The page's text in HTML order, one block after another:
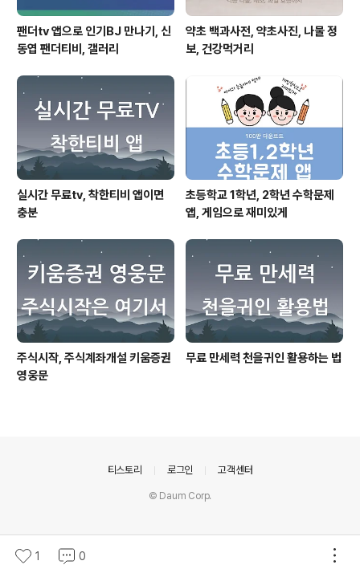
팬더tv 앱으로 인기BJ 만나기, 신
동엽 팬더티비, 갤러리
약초 백과사전, 약초사진, 나물 정
보, 건강먹거리
실시간 무료tv, 착한티비 앱이면
충분
초등학교 1학년, 2학년 수학문제
앱, 게임으로 재미있게
주식시작, 주식계좌개설 키움증권
영웅문
무료 만세력 천을귀인 활용하는 법
1 0
티스토리 로그인 고객센터
© Daum Corp.